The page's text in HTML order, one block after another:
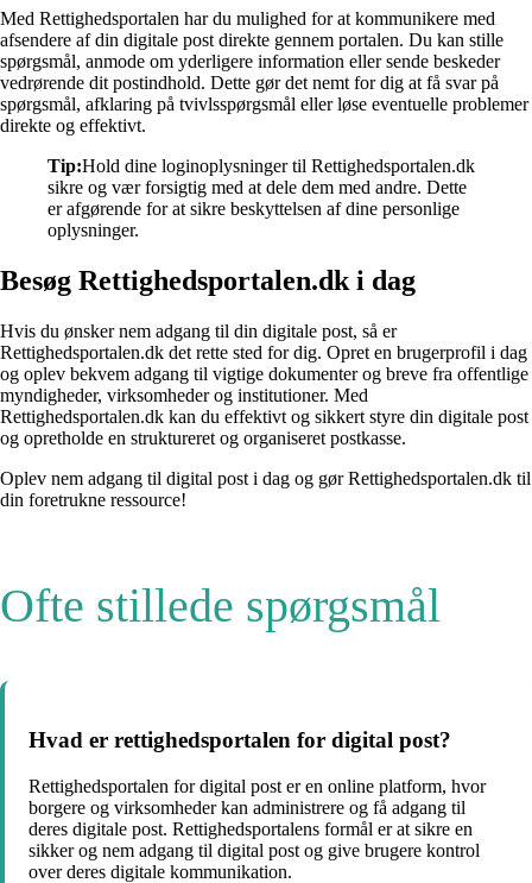
Med Rettighedsportalen har du mulighed for at kommunikere med
afsendere af din digitale post direkte gennem portalen. Du kan stille
spørgsmål, anmode om yderligere information eller sende beskeder
vedrørende dit postindhold. Dette gør det nemt for dig at få svar på
spørgsmål, afklaring på tvivlsspørgsmål eller løse eventuelle problemer
direkte og effektivt.
Tip:Hold dine loginoplysninger til Rettighedsportalen.dk
sikre og vær forsigtig med at dele dem med andre. Dette
er afgørende for at sikre beskyttelsen af dine personlige
oplysninger.
Besøg Rettighedsportalen.dk i dag
Hvis du ønsker nem adgang til din digitale post, så er
Rettighedsportalen.dk det rette sted for dig. Opret en brugerprofil i dag
og oplev bekvem adgang til vigtige dokumenter og breve fra offentlige
myndigheder, virksomheder og institutioner. Med
Rettighedsportalen.dk kan du effektivt og sikkert styre din digitale post
og opretholde en struktureret og organiseret postkasse.
Oplev nem adgang til digital post i dag og gør Rettighedsportalen.dk til
din foretrukne ressource!
Ofte stillede spørgsmål
Hvad er rettighedsportalen for digital post?
Rettighedsportalen for digital post er en online platform, hvor
borgere og virksomheder kan administrere og få adgang til
deres digitale post. Rettighedsportalens formål er at sikre en
sikker og nem adgang til digital post og give brugere kontrol
over deres digitale kommunikation.